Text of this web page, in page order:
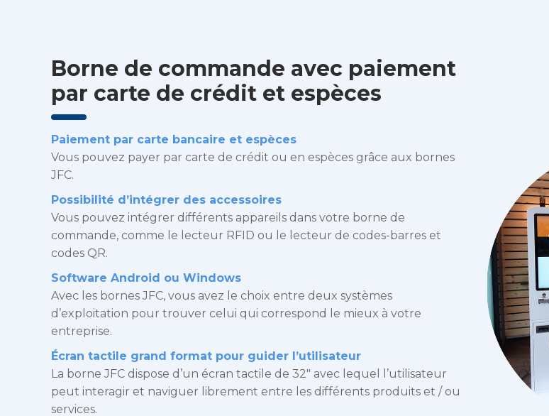
Borne de commande avec paiement
par carte de crédit et espèces
Paiement par carte bancaire et espèces
Vous pouvez payer par carte de crédit ou en espèces grâce aux bornes
JFC.
Possibilité d’intégrer des accessoires
Vous pouvez intégrer différents appareils dans votre borne de
commande, comme le lecteur RFID ou le lecteur de codes-barres et
codes QR.
Software Android ou Windows
Avec les bornes JFC, vous avez le choix entre deux systèmes
d’exploitation pour trouver celui qui correspond le mieux à votre
entreprise.
Écran tactile grand format pour guider l’utilisateur
La borne JFC dispose d’un écran tactile de 32″ avec lequel l’utilisateur
peut interagir et naviguer librement entre les différents produits et / ou
services.